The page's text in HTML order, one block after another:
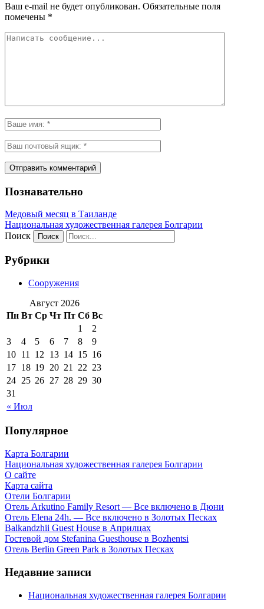
Ваш e-mail не будет опубликован. Обязательные поля
помечены *
Познавательно
Медовый месяц в Таиланде
Национальная художественная галерея Болгарии
Поиск
Рубрики
Сооружения
Август 2026
Пн Вт Ср Чт Пт Сб Вс
« Июл
1
2
3
4 5 6 7 8
9
10 11 12 13 14 15 16
17 18 19 20 21 22 23
24 25 26 27 28 29 30
31
Популярное
Карта Болгарии
Национальная художественная галерея Болгарии
О сайте
Карта сайта
Отели Болгарии
Отель Arkutino Family Resort — Все включено в Дюни
Отель Elena 24h. — Все включено в Золотых Песках
Balkandzhii Guest House в Априлцах
Гостевой дом Stefanina Guesthouse в Bozhentsi
Отель Berlin Green Park в Золотых Песках
Недавние записи
Национальная художественная галерея Болгарии